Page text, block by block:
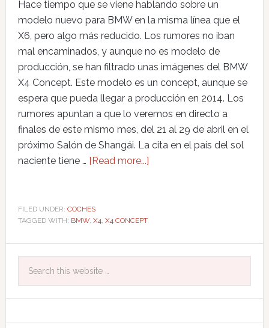
Hace tiempo que se viene hablando sobre un
modelo nuevo para BMW en la misma línea que el
X6, pero algo más reducido. Los rumores no iban
mal encaminados, y aunque no es modelo de
producción, se han filtrado unas imágenes del BMW
X4 Concept. Este modelo es un concept, aunque se
espera que pueda llegar a producción en 2014. Los
rumores apuntan a que lo veremos en directo a
finales de este mismo mes, del 21 al 29 de abril en el
próximo Salón de Shangái. La cita en el país del sol
naciente tiene … [Read more...]
FILED UNDER: COCHES
TAGGED WITH: BMW, X4, X4 CONCEPT